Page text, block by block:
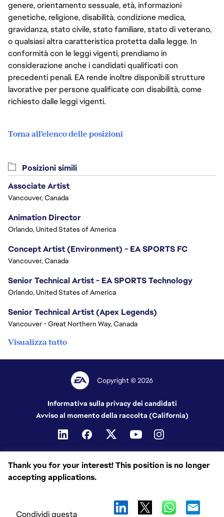
genere, orientamento sessuale, età, informazioni
genetiche, religione, disabilità, condizione medica,
gravidanza, stato civile, stato familiare, stato di veterano,
o qualsiasi altra caratteristica protetta dalla legge. In
conformità con le leggi vigenti, prendiamo in
considerazione anche i candidati qualificati con
precedenti penali. EA rende inoltre disponibili strutture
lavorative per persone qualificate con disabilità, come
richiesto dalle leggi vigenti.
Torna all'elenco delle posizioni
Thank you for your interest! This position is no longer
accepting applications.
Condividi questa
Posizioni simili
Associate Artist
Vancouver, Canada
Animation Director
Orlando, United States of America
Concept Artist (Environment) - EA SPORTS FC
Vancouver, Canada
Senior Technical Artist - EA SPORTS Technology
Orlando, United States of America
Senior Technical Artist (Apex Legends)
Vancouver - Great Northern Way, Canada
Visualizza tutto
Copyright © 2026
Informativa sulla privacy dei candidati
Avviso al momento della raccolta (California)